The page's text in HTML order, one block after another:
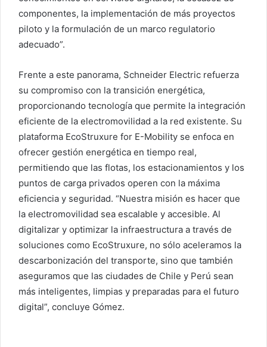
componentes, la implementación de más proyectos
piloto y la formulación de un marco regulatorio
adecuado”.
Frente a este panorama, Schneider Electric refuerza
su compromiso con la transición energética,
proporcionando tecnología que permite la integración
eficiente de la electromovilidad a la red existente. Su
plataforma EcoStruxure for E-Mobility se enfoca en
ofrecer gestión energética en tiempo real,
permitiendo que las flotas, los estacionamientos y los
puntos de carga privados operen con la máxima
eficiencia y seguridad. “Nuestra misión es hacer que
la electromovilidad sea escalable y accesible. Al
digitalizar y optimizar la infraestructura a través de
soluciones como EcoStruxure, no sólo aceleramos la
descarbonización del transporte, sino que también
aseguramos que las ciudades de Chile y Perú sean
más inteligentes, limpias y preparadas para el futuro
digital”, concluye Gómez.